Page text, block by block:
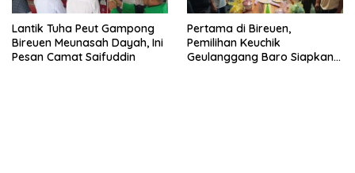
Lantik Tuha Peut Gampong
Bireuen Meunasah Dayah, Ini
Pertama di Bireuen,
Pemilihan Keuchik
Geulanggang Baro Siapkan